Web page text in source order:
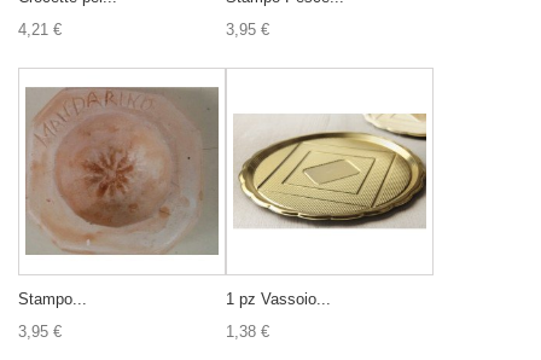
4,21 €
3,95 €
Stampo...
3,95 €
1 pz Vassoio...
1,38 €